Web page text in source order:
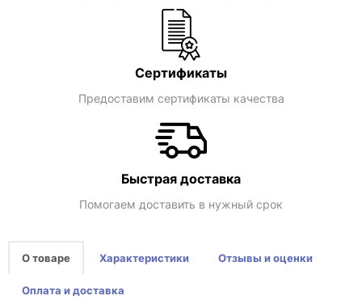
Сертификаты
Предоставим сертификаты качества
Быстрая доставка
Помогаем доставить в нужный срок
О товаре Характеристики Отзывы и оценки
Оплата и доставка